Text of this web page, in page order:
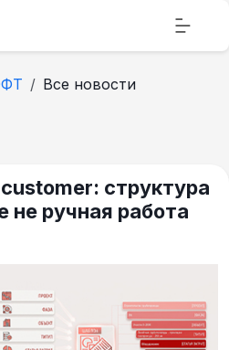
Все новости
структура
ручная работа